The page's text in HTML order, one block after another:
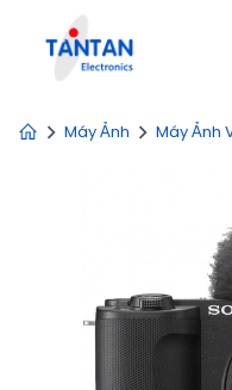
Máy Ảnh Máy Ảnh